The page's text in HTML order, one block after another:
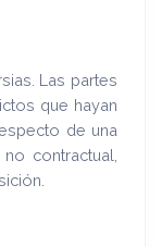
Las partes
que hayan
de una
contractual,